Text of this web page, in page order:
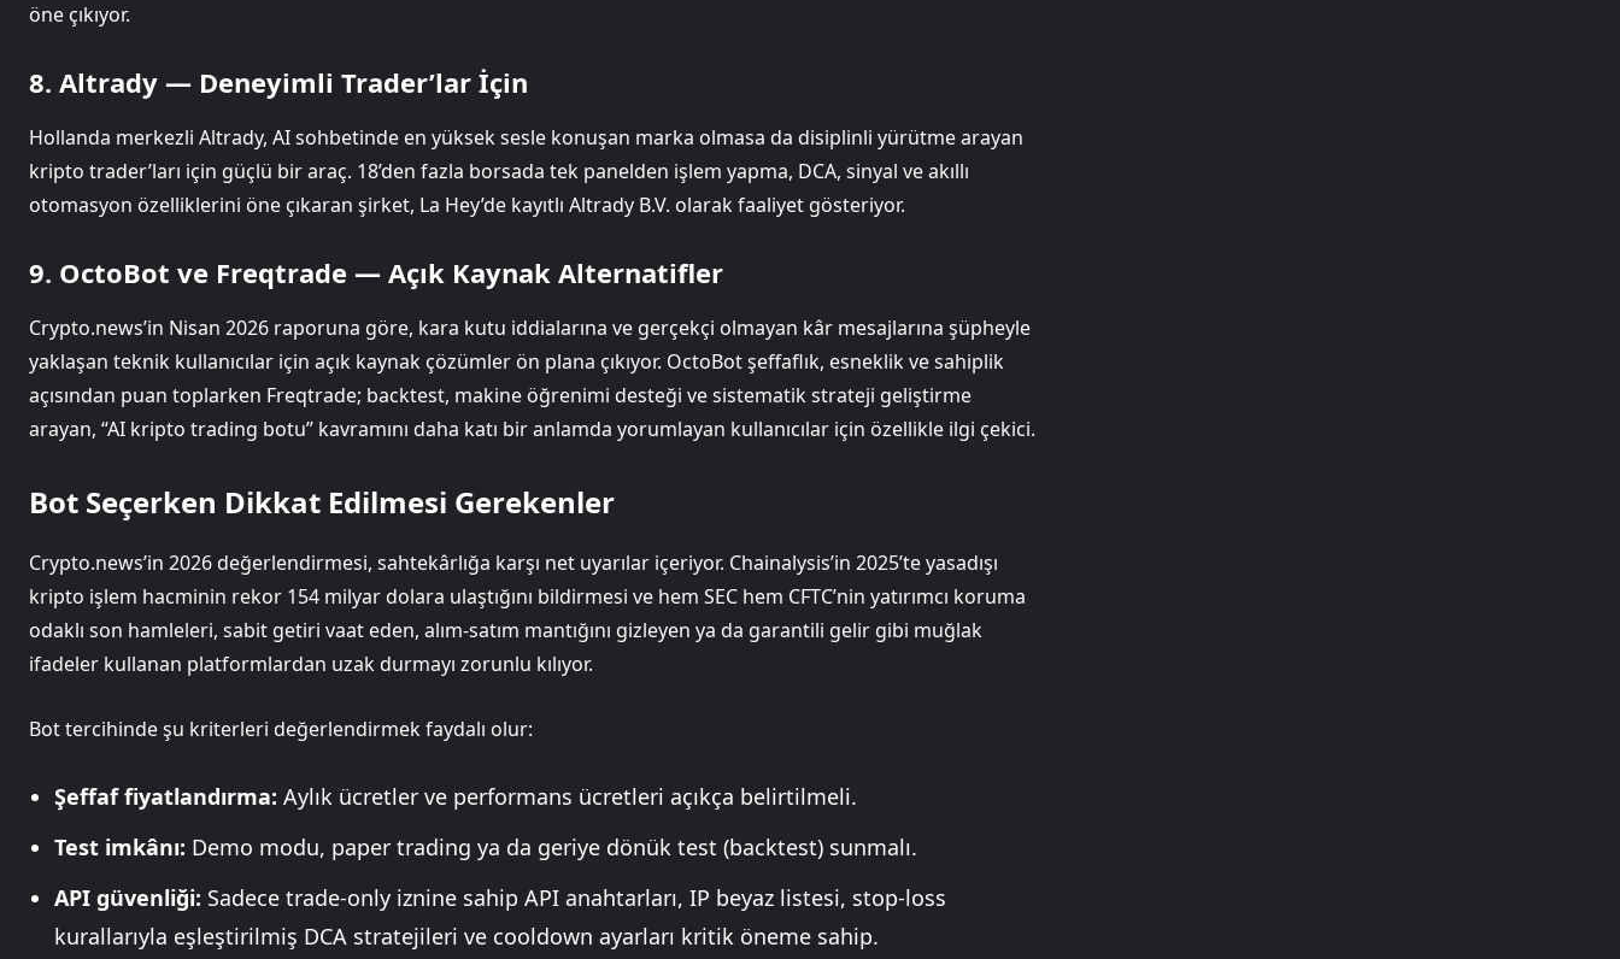
öne çıkıyor.
8. Altrady — Deneyimli Trader’lar İçin
Hollanda merkezli Altrady, AI sohbetinde en yüksek sesle konuşan marka olmasa da disiplinli yürütme arayan
kripto trader’ları için güçlü bir araç. 18’den fazla borsada tek panelden işlem yapma, DCA, sinyal ve akıllı
otomasyon özelliklerini öne çıkaran şirket, La Hey’de kayıtlı Altrady B.V. olarak faaliyet gösteriyor.
9. OctoBot ve Freqtrade — Açık Kaynak Alternatifler
Crypto.news’in Nisan 2026 raporuna göre, kara kutu iddialarına ve gerçekçi olmayan kâr mesajlarına şüpheyle
yaklaşan teknik kullanıcılar için açık kaynak çözümler ön plana çıkıyor. OctoBot şeffaflık, esneklik ve sahiplik
açısından puan toplarken Freqtrade; backtest, makine öğrenimi desteği ve sistematik strateji geliştirme
arayan, “AI kripto trading botu” kavramını daha katı bir anlamda yorumlayan kullanıcılar için özellikle ilgi çekici.
Bot Seçerken Dikkat Edilmesi Gerekenler
Crypto.news’in 2026 değerlendirmesi, sahtekârlığa karşı net uyarılar içeriyor. Chainalysis’in 2025’te yasadışı
kripto işlem hacminin rekor 154 milyar dolara ulaştığını bildirmesi ve hem SEC hem CFTC’nin yatırımcı koruma
odaklı son hamleleri, sabit getiri vaat eden, alım-satım mantığını gizleyen ya da garantili gelir gibi muğlak
ifadeler kullanan platformlardan uzak durmayı zorunlu kılıyor.
Bot tercihinde şu kriterleri değerlendirmek faydalı olur:
Şeffaf fiyatlandırma: Aylık ücretler ve performans ücretleri açıkça belirtilmeli.
Test imkânı: Demo modu, paper trading ya da geriye dönük test (backtest) sunmalı.
API güvenliği: Sadece trade-only iznine sahip API anahtarları, IP beyaz listesi, stop-loss
kurallarıyla eşleştirilmiş DCA stratejileri ve cooldown ayarları kritik öneme sahip.